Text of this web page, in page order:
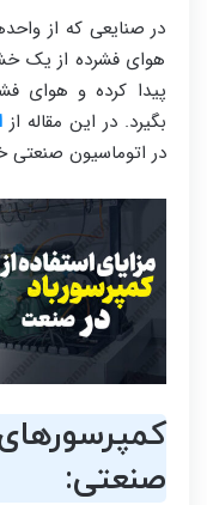
در صنایعی که از
هوای فشرده از یک
پیدا کرده و هوای
بگیرد. در این مقاله از
در اتوماسیون صنعتی
صنعتی: